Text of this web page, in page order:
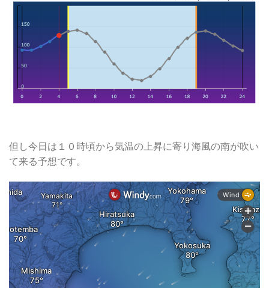
但し今日は１０時頃から気温の上昇に寄り海風の南が吹い
て来る予想です。